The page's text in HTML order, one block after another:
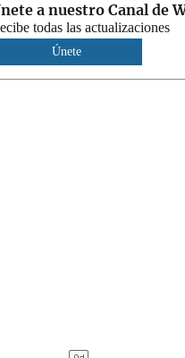
a nuestro Canal de
todas las actualizaciones
Únete